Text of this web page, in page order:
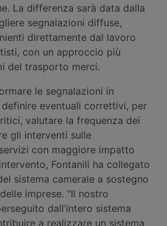
La differenza sarà data dalla
segnalazioni diffuse,
direttamente dal lavoro
con un approccio più
del trasporto merci.
le segnalazioni in
definire eventuali correttivi, per
valutare la frequenza dei
gli interventi sulle
con maggiore impatto
Fontanili ha collegato
sistema camerale a sostegno
imprese. "Il nostro
dall’intero sistema
a realizzare un sistema